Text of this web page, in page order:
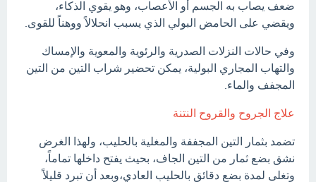
ضعف يصاب به الجسم أو الأعصاب، وهو يقوي الذكاء،
ويقضي على الحامض البولي الذي يسبب انحلالاً ووهناً للقوى.
وفي حالات النزلات الصدرية والرئوية والمعوية والإمساك
والتهاب المجاري البولية، يمكن تحضير شراب التين من التين
المجفف والماء.
علاج الجروح والقروح النتنة
تضمد بثمار التين المجففة والمغلية بالحليب، ولهذا الغرض
نشق بضع ثمار من التين الجاف، بحيث يفتح داخلها تماماً،
وتغلى لمدة بضع دقائق بالحليب العادي،وبعد أن تبرد قليلاً